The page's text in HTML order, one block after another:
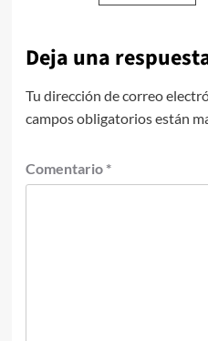
Deja una
Tu dirección de correo
campos obligatorios están
Comentario *